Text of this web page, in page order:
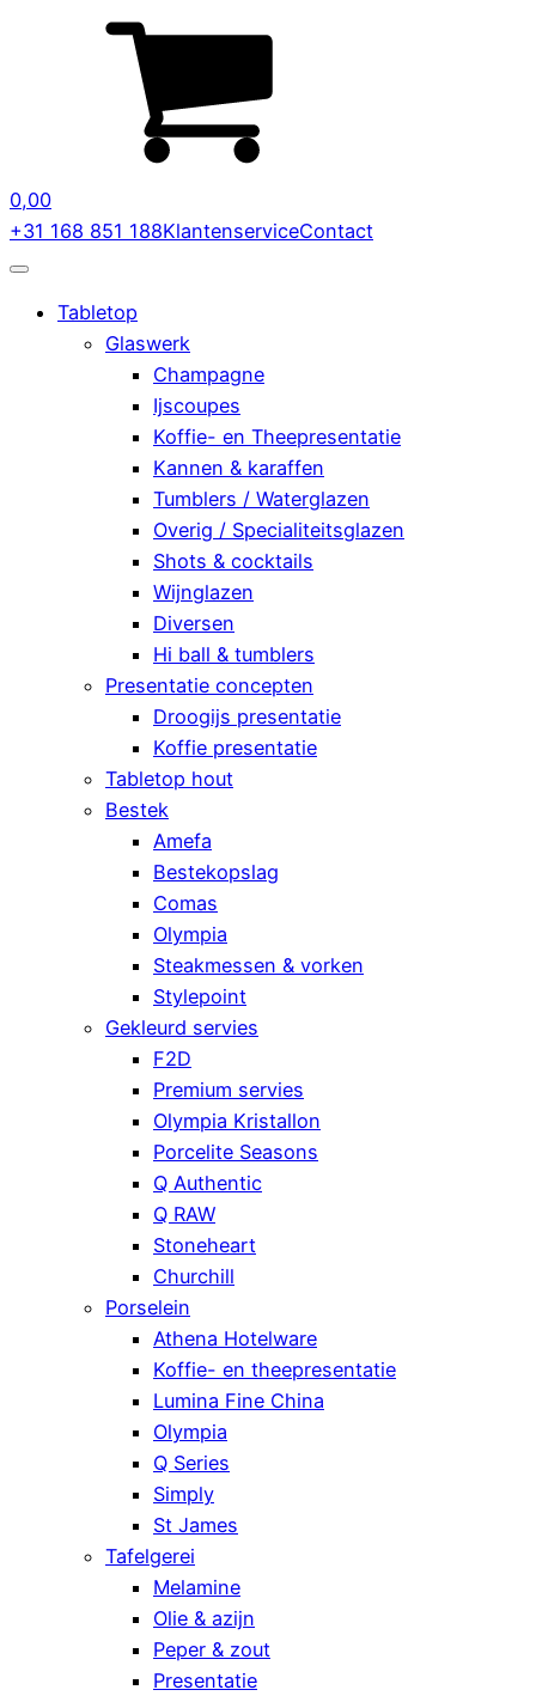
0,00
+31 168 851 188KlantenserviceContact
Tabletop
Glaswerk
Champagne
Ijscoupes
Koffie- en Theepresentatie
Kannen & karaffen
Tumblers / Waterglazen
Overig / Specialiteitsglazen
Shots & cocktails
Wijnglazen
Diversen
Hi ball & tumblers
Presentatie concepten
Droogijs presentatie
Koffie presentatie
Tabletop hout
Bestek
Amefa
Bestekopslag
Comas
Olympia
Steakmessen & vorken
Stylepoint
Gekleurd servies
F2D
Premium servies
Olympia Kristallon
Porcelite Seasons
Q Authentic
Q RAW
Stoneheart
Churchill
Porselein
Athena Hotelware
Koffie- en theepresentatie
Lumina Fine China
Olympia
Q Series
Simply
St James
Tafelgerei
Melamine
Olie & azijn
Peper & zout
Presentatie